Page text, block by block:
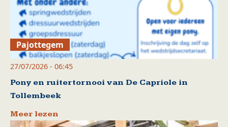
Pajottegem
27/07/2026 - 06:45
Pony en ruitertornooi van De Capriole in
Tollembeek
Meer lezen